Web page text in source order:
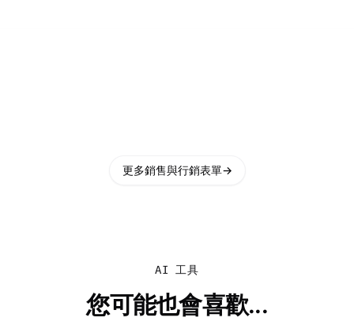
更多銷售與行銷表單→
AI 工具
您可能也會喜歡...